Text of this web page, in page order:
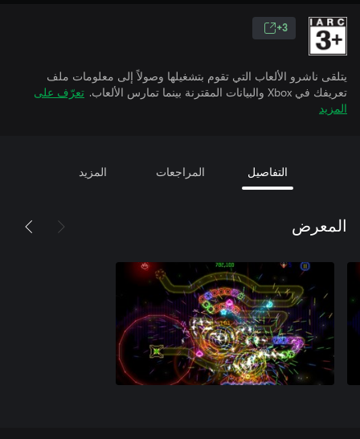
3+
يتلقى ناشرو الألعاب التي تقوم بتشغيلها وصولاً إلى معلومات ملف
تعريفك في Xbox والبيانات المقترنة بينما تمارس الألعاب.
تعرّف على
المزيد
التفاصيل المراجعات المزيد
المعرض